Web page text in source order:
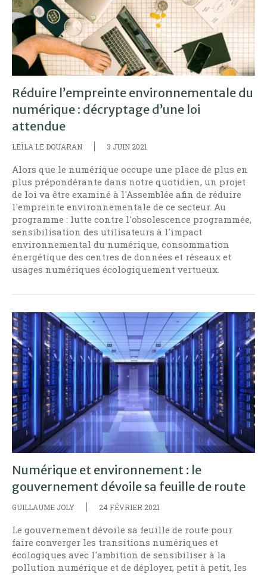
Réduire l’empreinte environnementale du
numérique : décryptage d’une loi
attendue
LEÏLA LE DOUARAN 3 JUIN 2021
Alors que le numérique occupe une place de plus en
plus prépondérante dans notre quotidien, un projet
de loi va être examiné à l'Assemblée afin de réduire
l'empreinte environnementale de ce secteur. Au
programme : lutte contre l'obsolescence programmée,
sensibilisation des utilisateurs à l'impact
environnemental du numérique, consommation
énergétique des centres de données et réseaux et
usages numériques écologiquement vertueux.
Numérique et environnement : le
gouvernement dévoile sa feuille de route
GUILLAUME JOLY 24 FÉVRIER 2021
Le gouvernement dévoile sa feuille de route pour
faire converger les transitions numériques et
écologiques avec l'ambition de sensibiliser à la
pollution numérique et de déployer, petit à petit, les